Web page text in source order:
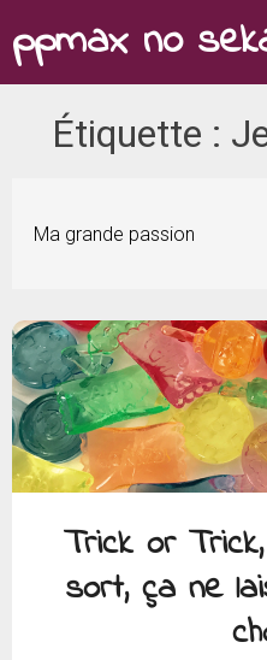
to
content
ppmax no
Étiquette :
Ma grande passion
Trick or
sort, ça ne